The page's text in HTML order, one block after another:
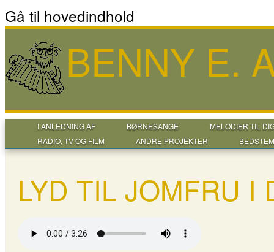
Gå til hovedindhold
BENNY E.
I ANLEDNING AF BØRNESANGE
MELODIER TIL
RADIO, TV OG FILM
ANDRE PROJEKTER
LYD TIL JOMFRU I